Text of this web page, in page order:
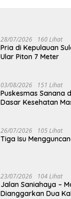
28/07/2026 160 Lihat
Pria di Kepulauan
Ular Piton 7 Meter
03/08/2026 151 Lihat
Puskesmas Sanana
Dasar Kesehatan
26/07/2026 105 Lihat
Tiga Isu
23/07/2026 104 Lihat
Jalan Saniahaya –
Dianggarkan Dua